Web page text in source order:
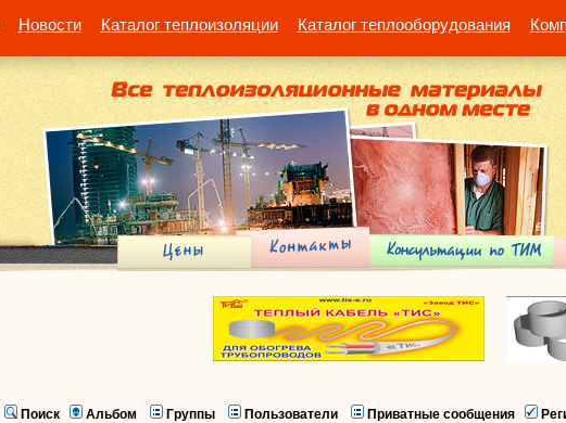
Новости Каталог теплоизоляции Каталог теплооборудования
Поиск Альбом Группы Пользователи Приватные сообщения